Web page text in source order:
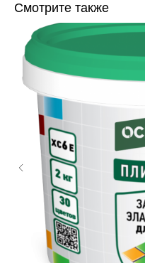
Смотрите также